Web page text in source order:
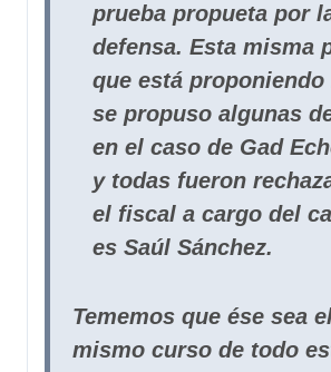
prueba propueta por
defensa. Esta misma
que está proponiendo
se propuso algunas
en el caso de Gad
y todas fueron
el fiscal a cargo del
es Saúl Sánchez.
Tememos que ése sea
mismo curso de todo